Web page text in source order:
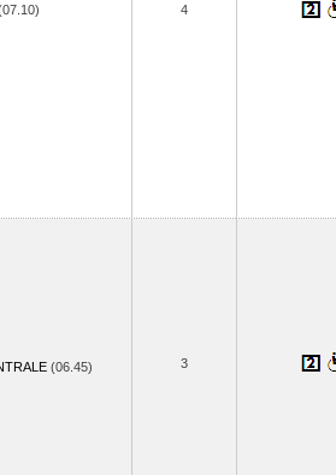
4
(06.45) 3